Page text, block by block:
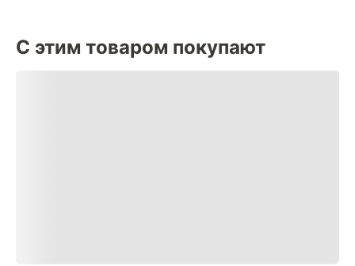
С этим товаром покупают